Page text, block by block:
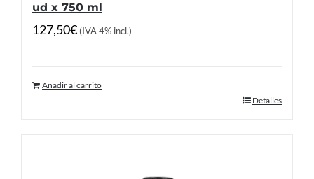
ud x 750 ml
127,50€ (IVA 4% incl.)
Añadir al carrito
Detalles